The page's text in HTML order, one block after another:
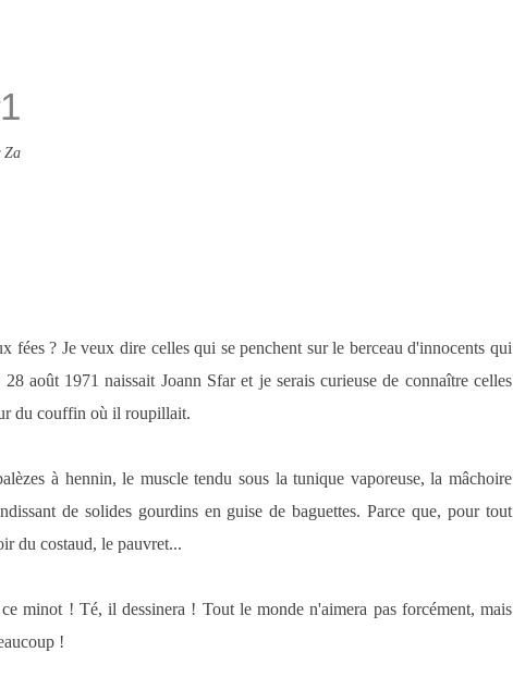
Za
fées ? Je veux dire celles qui se penchent sur le berceau d'innocents qui
août 1971 naissait Joann Sfar et je serais curieuse de connaître celles
du couffin où il roupillait.
à hennin, le muscle tendu sous la tunique vaporeuse, la mâchoire
de solides gourdins en guise de baguettes. Parce que, pour tout
du costaud, le pauvret...
minot ! Té, il dessinera ! Tout le monde n'aimera pas forcément, mais
!